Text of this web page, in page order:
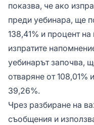
показва, че ако
преди уебинара, ще
138,41% и процент
изпратите
уебинарът започва,
отваряне от 108,01%
39,26%.
Чрез разбиране на
съобщения и